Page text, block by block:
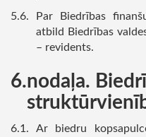
Par Biedrības
atbild Biedrības
– revidents.
nodaļa.
Ar biedru